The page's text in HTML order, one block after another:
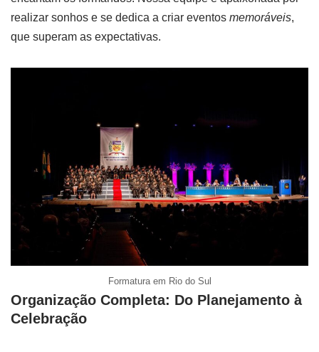
realizar sonhos e se dedica a criar eventos memoráveis,
que superam as expectativas.
Formatura em Rio do Sul
Organização Completa: Do Planejamento à
Celebração